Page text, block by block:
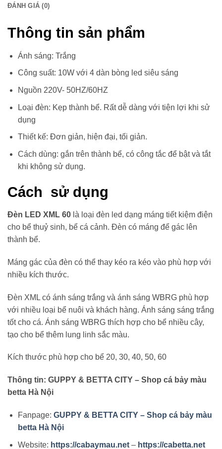
ĐÁNH GIÁ (0)
Thông tin sản phẩm
Ánh sáng: Trắng
Công suất: 10W với 4 dàn bòng led siêu sáng
Nguồn 220V- 50HZ/60HZ
Loại đèn: Kẹp thành bể. Rất dễ dàng với tiện lợi khi sử
dụng
Thiết kế: Đơn giản, hiện đại, tối giản.
Cách dùng: gắn trên thành bể, có công tắc để bật và tắt
khi không sử dụng.
Cách sử dụng
Đèn LED XML 60 là loại đèn led dạng máng tiết kiệm điện
cho bể thuỷ sinh, bể cá cảnh. Đèn có máng để gác lên
thành bể.
Máng gác của đèn có thể thay kéo ra kéo vào phù hợp với
nhiều kích thước.
Đèn XML có ánh sáng trắng và ánh sáng WBRG phù hợp
với nhiều loại bể nuôi và khách hàng. Ánh sáng sáng trắng
tốt cho cá. Ánh sáng WBRG thích hợp cho bể nhiều cây,
tạo cho bể thêm lung linh sắc màu.
Kích thước phù hợp cho bể 20, 30, 40, 50, 60
Thông tin: GUPPY & BETTA CITY – Shop cá bảy màu
betta Hà Nội
Fanpage: GUPPY & BETTA CITY – Shop cá bảy màu
betta Hà Nội
Website: https://cabaymau.net– https://cabetta.net